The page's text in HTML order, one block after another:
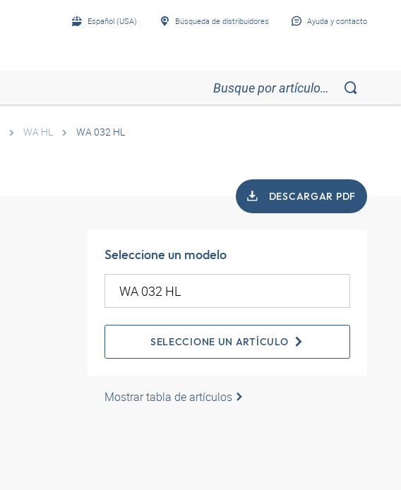
Español (USA) Búsqueda de distribuidores Ayuda y contacto
WA HL WA 032 HL
DESCARGAR PDF
Seleccione un modelo
SELECCIONE UN ARTÍCULO
Mostrar tabla de artículos